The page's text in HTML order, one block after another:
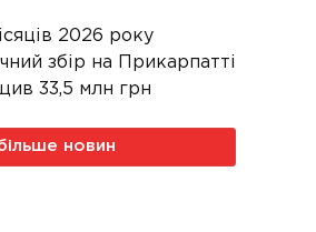
2026 року
збір на Прикарпатті
33,5 млн грн
новин